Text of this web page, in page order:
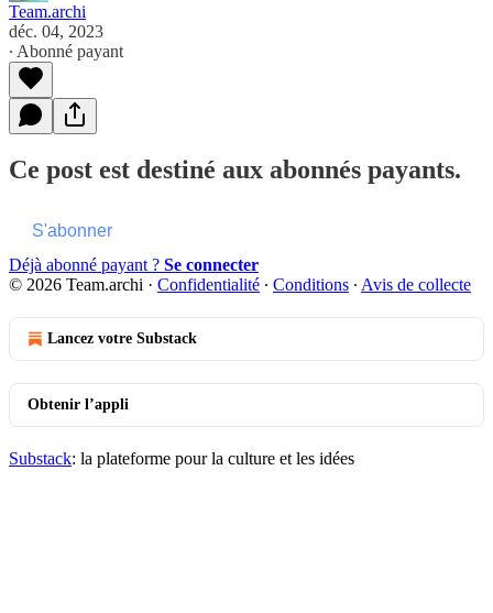
Team.archi
déc. 04, 2023
∙ Abonné payant
Ce post est destiné aux abonnés payants.
S'abonner
Déjà abonné payant ? Se connecter
© 2026 Team.archi · Confidentialité ∙ Conditions ∙ Avis de collecte
Lancez votre Substack
Obtenir l’appli
Substack: la plateforme pour la culture et les idées